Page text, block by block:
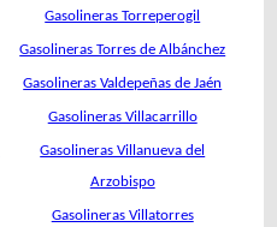
Gasolineras Torreperogil
Gasolineras Torres de Albánchez
Gasolineras Valdepeñas de Jaén
Gasolineras Villacarrillo
Gasolineras Villanueva del
Arzobispo
Gasolineras Villatorres